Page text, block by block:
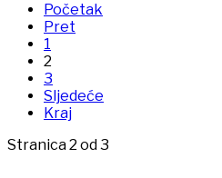
Početak
Pret
1
2
3
Sljedeće
Kraj
Stranica 2 od 3